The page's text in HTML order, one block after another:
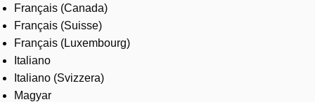
Français (Canada)
Français (Suisse)
Français (Luxembourg)
Italiano
Italiano (Svizzera)
Magyar